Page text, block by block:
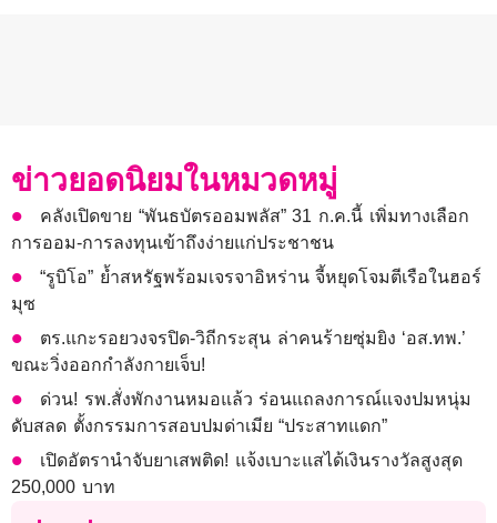
ข่าวยอดนิยมในหมวดหมู่
คลังเปิดขาย “พันธบัตรออมพลัส” 31 ก.ค.นี้ เพิ่มทางเลือก
การออม-การลงทุนเข้าถึงง่ายแก่ประชาชน
“รูบิโอ” ย้ำสหรัฐพร้อมเจรจาอิหร่าน จี้หยุดโจมตีเรือในฮอร์
มุซ
ตร.แกะรอยวงจรปิด-วิถีกระสุน ล่าคนร้ายซุ่มยิง ‘อส.ทพ.’
ขณะวิ่งออกกำลังกายเจ็บ!
ด่วน! รพ.สั่งพักงานหมอแล้ว ร่อนแถลงการณ์แจงปมหนุ่ม
ดับสลด ตั้งกรรมการสอบปมด่าเมีย “ประสาทแดก”
เปิดอัตรานำจับยาเสพติด! แจ้งเบาะแสได้เงินรางวัลสูงสุด
250,000 บาท